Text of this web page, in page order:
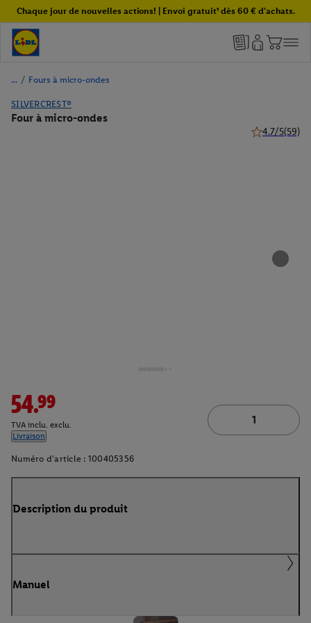
Chaque jour de nouvelles actions! | Envoi gratuit¹ dès 60 € d'achats.
/ Fours à micro-ondes
SILVERCREST®
Four à micro-ondes
4.7/5(59)
54.99
TVA inclu. exclu.
Livraison
Numéro d'article : 100405356
Description du produit
Manuel